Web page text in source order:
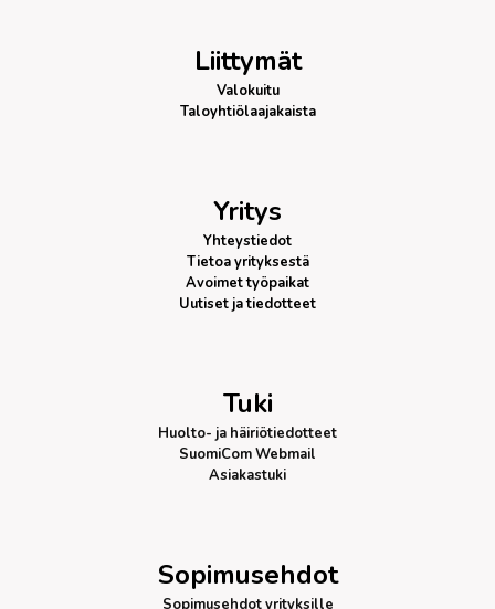
Liittymät
Valokuitu
Taloyhtiölaajakaista
Yritys
Yhteystiedot
Tietoa yrityksestä
Avoimet työpaikat
Uutiset ja tiedotteet
Tuki
Huolto- ja häiriötiedotteet
SuomiCom Webmail
Asiakastuki
Sopimusehdot
Sopimusehdot yrityksille